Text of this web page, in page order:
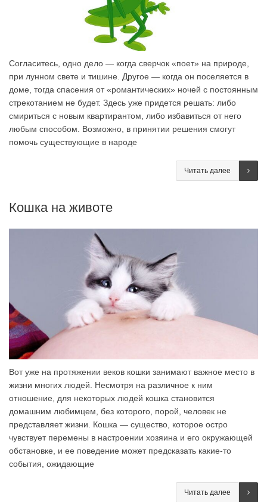
Согласитесь, одно дело — когда сверчок «поет» на природе,
при лунном свете и тишине. Другое — когда он поселяется в
доме, тогда спасения от «романтических» ночей с постоянным
стрекотанием не будет. Здесь уже придется решать: либо
смириться с новым квартирантом, либо избавиться от него
любым способом. Возможно, в принятии решения смогут
помочь существующие в народе
Читать далее
Кошка на животе
Вот уже на протяжении веков кошки занимают важное место в
жизни многих людей. Несмотря на различное к ним
отношение, для некоторых людей кошка становится
домашним любимцем, без которого, порой, человек не
представляет жизни. Кошка — существо, которое остро
чувствует перемены в настроении хозяина и его окружающей
обстановке, и ее поведение может предсказать какие-то
события, ожидающие
Читать далее